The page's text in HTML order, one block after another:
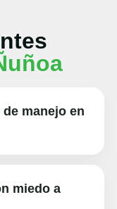
manejo en
miedo a